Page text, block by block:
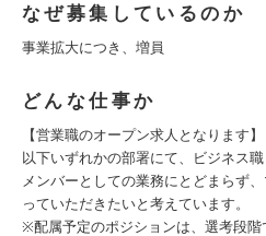
なぜ募集しているのか
事業拡大につき、増員
どんな仕事か
【営業職のオープン求人となります】
以下いずれかの部署にて、ビジネス
メンバーとしての業務にとどまらず
っていただきたいと考えています。
※配属予定のポジションは、選考段階